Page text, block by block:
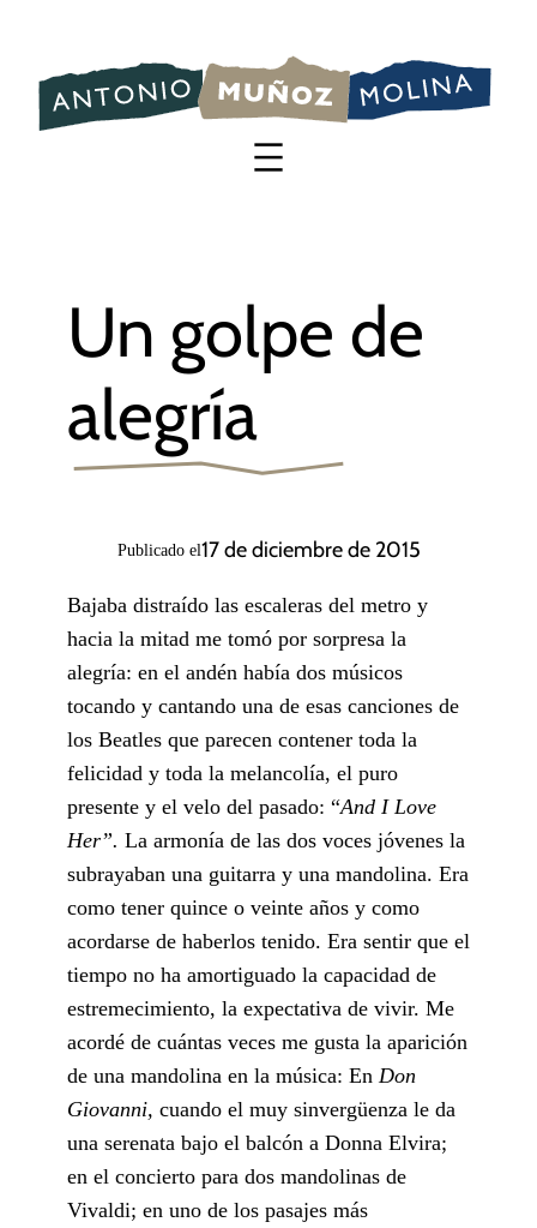
contenido
Un golpe de
alegría
Publicado el17 de diciembre de 2015
Bajaba distraído las escaleras del metro y
hacia la mitad me tomó por sorpresa la
alegría: en el andén había dos músicos
tocando y cantando una de esas canciones de
los Beatles que parecen contener toda la
felicidad y toda la melancolía, el puro
presente y el velo del pasado: “And I Love
Her”. La armonía de las dos voces jóvenes la
subrayaban una guitarra y una mandolina. Era
como tener quince o veinte años y como
acordarse de haberlos tenido. Era sentir que el
tiempo no ha amortiguado la capacidad de
estremecimiento, la expectativa de vivir. Me
acordé de cuántas veces me gusta la aparición
de una mandolina en la música: En Don
Giovanni, cuando el muy sinvergüenza le da
una serenata bajo el balcón a Donna Elvira;
en el concierto para dos mandolinas de
Vivaldi; en uno de los pasajes más